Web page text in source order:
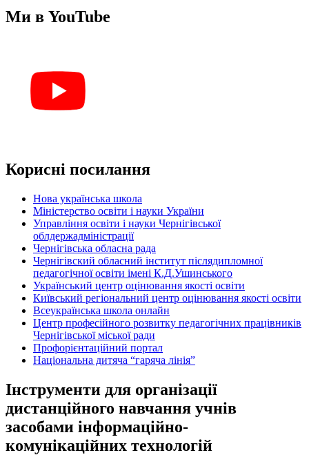
Ми в YouTube
Корисні посилання
Нова українська школа
Міністерство освіти і науки України
Управління освіти і науки Чернігівської
облдержадміністрації
Чернігівська обласна рада
Чернігівский обласний інститут післядипломної
педагогічної освіти імені К.Д.Ушинського
Український центр оцінювання якості освіти
Київський регіональний центр оцінювання якості освіти
Всеукраїнська школа онлайн
Центр професійного розвитку педагогічних працівників
Чернігівської міської ради
Профорієнтаційний портал
Національна дитяча “гаряча лінія”
Інструменти для організації
дистанційного навчання учнів
засобами інформаційно-
комунікаційних технологій